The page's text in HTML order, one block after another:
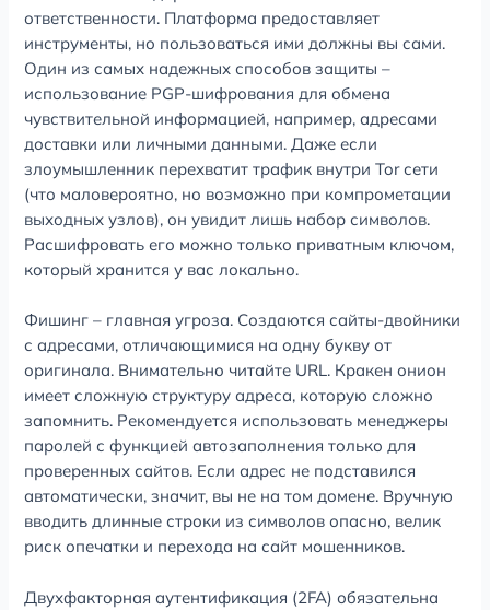
ответственности. Платформа предоставляет
инструменты, но пользоваться ими должны вы сами.
Один из самых надежных способов защиты –
использование PGP-шифрования для обмена
чувствительной информацией, например, адресами
доставки или личными данными. Даже если
злоумышленник перехватит трафик внутри Tor сети
(что маловероятно, но возможно при компрометации
выходных узлов), он увидит лишь набор символов.
Расшифровать его можно только приватным ключом,
который хранится у вас локально.
Фишинг – главная угроза. Создаются сайты-двойники
с адресами, отличающимися на одну букву от
оригинала. Внимательно читайте URL. Кракен онион
имеет сложную структуру адреса, которую сложно
запомнить. Рекомендуется использовать менеджеры
паролей с функцией автозаполнения только для
проверенных сайтов. Если адрес не подставился
автоматически, значит, вы не на том домене. Вручную
вводить длинные строки из символов опасно, велик
риск опечатки и перехода на сайт мошенников.
Двухфакторная аутентификация (2FA) обязательна